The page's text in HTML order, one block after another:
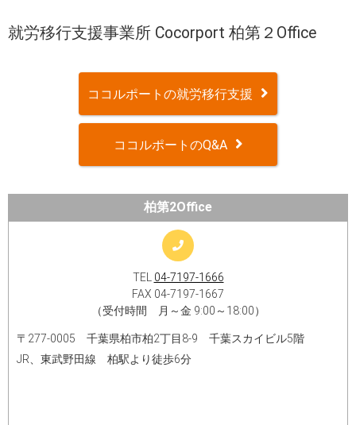
就労移行支援事業所 Cocorport 柏第２Office
ココルポートの就労移行支援
ココルポートのQ&A
柏第2Office
TEL 04-7197-1666
FAX 04-7197-1667
（受付時間 月～金 9:00～18:00）
〒277-0005 千葉県柏市柏2丁目8-9 千葉スカイビル5階
JR、東武野田線 柏駅より徒歩6分